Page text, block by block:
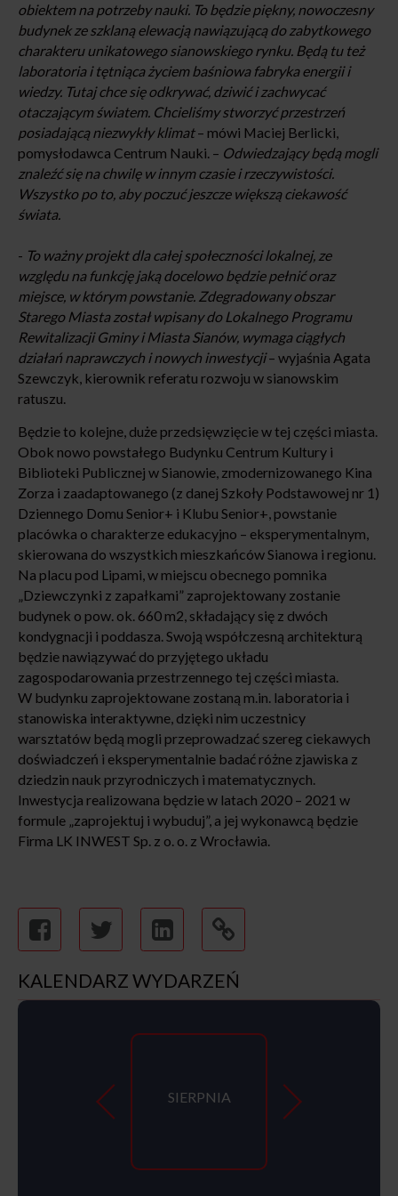
obiektem na potrzeby nauki. To będzie piękny, nowoczesny
budynek ze szklaną elewacją nawiązującą do zabytkowego
charakteru unikatowego sianowskiego rynku. Będą tu też
laboratoria i tętniąca życiem baśniowa fabryka energii i
wiedzy. Tutaj chce się odkrywać, dziwić i zachwycać
otaczającym światem. Chcieliśmy stworzyć przestrzeń
posiadającą niezwykły klimat– mówi Maciej Berlicki,
pomysłodawca Centrum Nauki. – Odwiedzający będą mogli
znaleźć się na chwilę w innym czasie i rzeczywistości.
Wszystko po to, aby poczuć jeszcze większą ciekawość
świata.
- To ważny projekt dla całej społeczności lokalnej, ze
względu na funkcję jaką docelowo będzie pełnić oraz
miejsce, w którym powstanie. Zdegradowany obszar
Starego Miasta został wpisany do Lokalnego Programu
Rewitalizacji Gminy i Miasta Sianów, wymaga ciągłych
działań naprawczych i nowych inwestycji– wyjaśnia Agata
Szewczyk, kierownik referatu rozwoju w sianowskim
ratuszu.
Będzie to kolejne, duże przedsięwzięcie w tej części miasta.
Obok nowo powstałego Budynku Centrum Kultury i
Biblioteki Publicznej w Sianowie, zmodernizowanego Kina
Zorza i zaadaptowanego (z danej Szkoły Podstawowej nr 1)
Dziennego Domu Senior+ i Klubu Senior+, powstanie
placówka o charakterze edukacyjno – eksperymentalnym,
skierowana do wszystkich mieszkańców Sianowa i regionu.
Na placu pod Lipami, w miejscu obecnego pomnika
„Dziewczynki z zapałkami” zaprojektowany zostanie
budynek o pow. ok. 660 m2, składający się z dwóch
kondygnacji i poddasza. Swoją współczesną architekturą
będzie nawiązywać do przyjętego układu
zagospodarowania przestrzennego tej części miasta.
W budynku zaprojektowane zostaną m.in. laboratoria i
stanowiska interaktywne, dzięki nim uczestnicy
warsztatów będą mogli przeprowadzać szereg ciekawych
doświadczeń i eksperymentalnie badać różne zjawiska z
dziedzin nauk przyrodniczych i matematycznych.
Inwestycja realizowana będzie w latach 2020 – 2021 w
formule „zaprojektuj i wybuduj”, a jej wykonawcą będzie
Firma LK INWEST Sp. z o. o. z Wrocławia.
KALENDARZ WYDARZEŃ
SIERPNIA